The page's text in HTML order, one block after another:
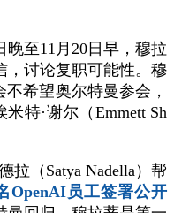
晚至11月20日早，穆拉
，讨论复职可能性。穆
希望奥尔特曼参会，
特·谢尔（Emmett Sh
拉（Satya Nadella）帮
OpenAI员工签署公开